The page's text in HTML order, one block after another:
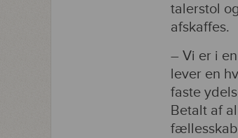
talerstol
afskaffes.
– Vi er i
lever en
faste
Betalt af